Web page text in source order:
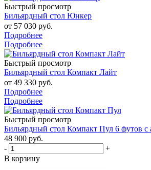
Быстрый просмотр
Бильярдный стол Юнкер
от 57 030 руб.
Подробнее
Подробнее
Быстрый просмотр
Бильярдный стол Компакт Лайт
от 49 330 руб.
Подробнее
Подробнее
Быстрый просмотр
Бильярдный стол Компакт Пул 6 футов с
48 900 руб.
-
+
В корзину